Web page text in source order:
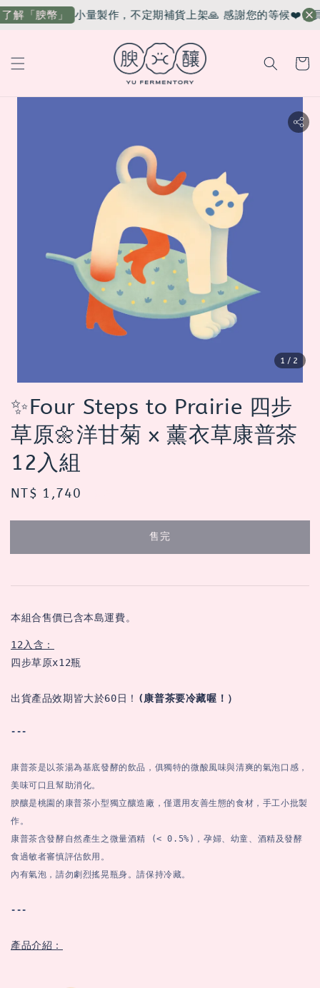
解「腴幣」 小量製作，不定期補貨上架🙏 感謝您的等候❤️會
1 /2
✨Four Steps to Prairie 四步
草原🌼洋甘菊 x 薰衣草康普茶
12入組
Regular
NT$ 1,740
售完
本組合售價已含本島運費。
12入含：
四步草原x12瓶
出貨產品效期皆大於60日！ (康普茶要冷藏喔！）
---
康普茶是以茶湯為基底發酵的飲品，俱獨特的微酸風味與清爽的氣泡口感，
美味可口且幫助消化。
腴釀是桃園的康普茶小型獨立釀造廠，僅選用友善生態的食材，手工小批製
作。
康普茶含發酵自然產生之微量酒精 (< 0.5%)，孕婦、幼童、酒精及發酵
食過敏者審慎評估飲用。
內有氣泡，請勿劇烈搖晃瓶身。請保持冷藏。
---
產品介紹：